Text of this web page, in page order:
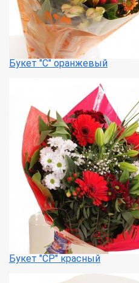
Букет "С" оранжевый
Букет "СР" красный